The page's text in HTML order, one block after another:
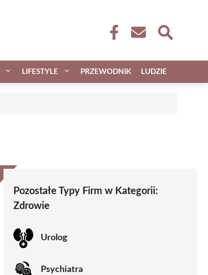
LIFESTYLE PRZEWODNIK LUDZIE
Pozostałe Typy Firm w Kategorii:
Zdrowie
Urolog
Psychiatra